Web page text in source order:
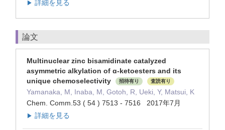
▶ 詳細を見る
論文
Multinuclear zinc bisamidinate catalyzed
asymmetric alkylation of ɑ-ketoesters and its
unique chemoselectivity
招待有り 査読有り
Yamanaka, M, Inaba, M, Gotoh, R, Ueki, Y, Matsui, K
Chem. Comm.53 ( 54 ) 7513 - 7516 2017年7月
▶ 詳細を見る